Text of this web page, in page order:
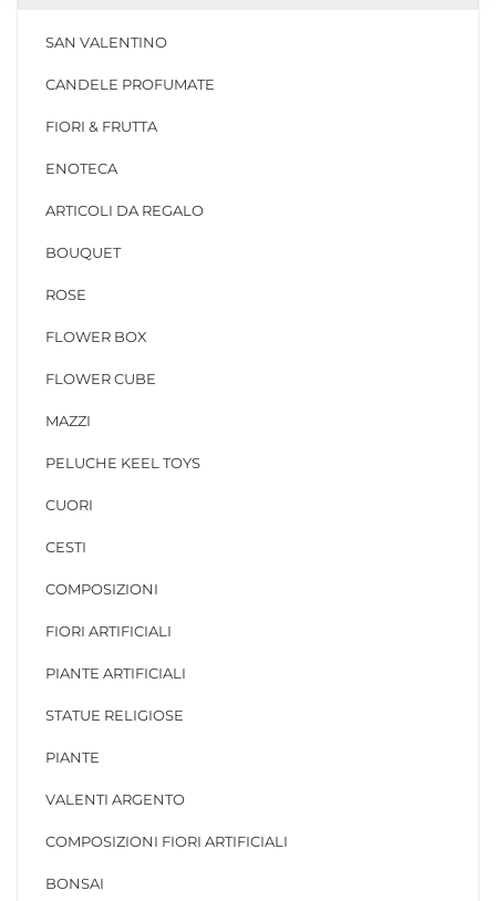
SAN VALENTINO
CANDELE PROFUMATE
FIORI & FRUTTA
ENOTECA
ARTICOLI DA REGALO
BOUQUET
ROSE
FLOWER BOX
FLOWER CUBE
MAZZI
PELUCHE KEEL TOYS
CUORI
CESTI
COMPOSIZIONI
FIORI ARTIFICIALI
PIANTE ARTIFICIALI
STATUE RELIGIOSE
PIANTE
VALENTI ARGENTO
COMPOSIZIONI FIORI ARTIFICIALI
BONSAI